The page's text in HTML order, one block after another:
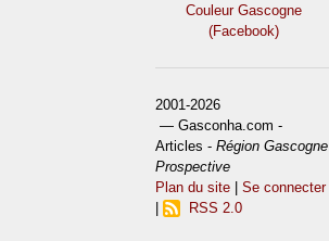
Couleur Gascogne
(Facebook)
2001-2026
— Gasconha.com -
Articles -Région Gascogne
Prospective
Plan du site |Se connecter
RSS 2.0